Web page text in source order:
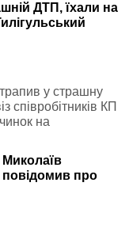
ДТП, їхали на
у страшну
співробітників КП
на
Миколаїв
про